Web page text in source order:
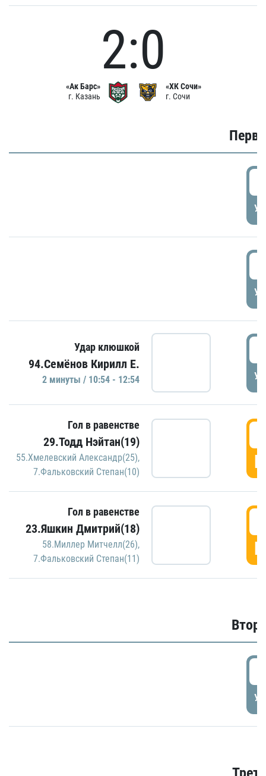
«Ак Барс»
г. Казань
2:0
«ХК Сочи»
г. Сочи
Удар клюшкой
94.Семёнов Кирилл Е.
2 минуты / 10:54 - 12:54
Гол в равенстве
29.Тодд Нэйтан(19)
55.Хмелевский Александр(25),
7.Фальковский Степан(10)
Гол в равенстве
23.Яшкин Дмитрий(18)
58.Миллер Митчелл(26),
7.Фальковский Степан(11)